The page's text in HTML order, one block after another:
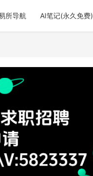
所导航 AI笔记(永久免费)